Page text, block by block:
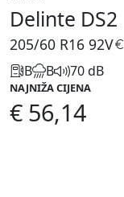
Delinte DS2
205/60 R16 92V
B B 70 dB
NAJNIŽA CIJENA
€ 56,14